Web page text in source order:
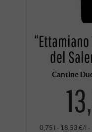
del
Cantine
0,75 l · 18,53 €/l ·